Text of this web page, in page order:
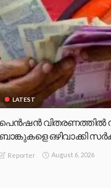
LATEST
പെൻഷൻ വിതരണത്തിൽ
ബാങ്കുകളെ ഒഴിവാക്കി
Reporter August 6, 2026